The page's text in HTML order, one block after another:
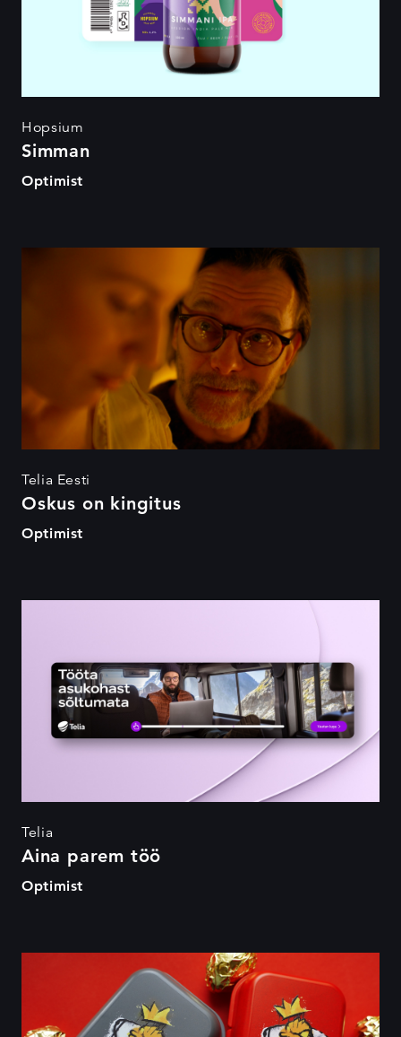
Hopsium
Simman
Optimist
Oskus on kingitus
Telia Eesti
Oskus on kingitus
Optimist
Telia
Aina parem töö
Optimist
Get Shot or Die Trying